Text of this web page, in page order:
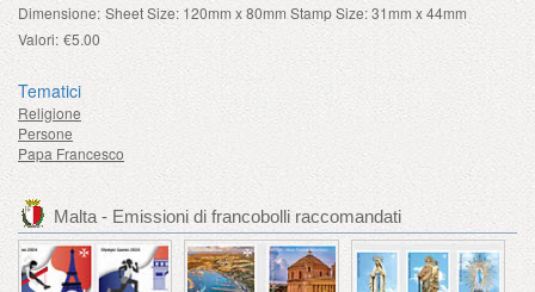
Dimensione: Sheet Size: 120mm x 80mm Stamp Size: 31mm x 44mm
Valori: €5.00
Tematici
Religione
Persone
Papa Francesco
Malta - Emissioni di francobolli raccomandati